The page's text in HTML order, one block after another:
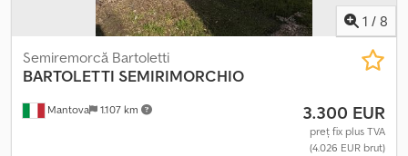
1 / 8
Mantova 1.107 km
Semiremorcă Bartoletti
BARTOLETTI SEMIRIMORCHIO
3.300 EUR
preț fix plus TVA
(4.026 EUR brut)